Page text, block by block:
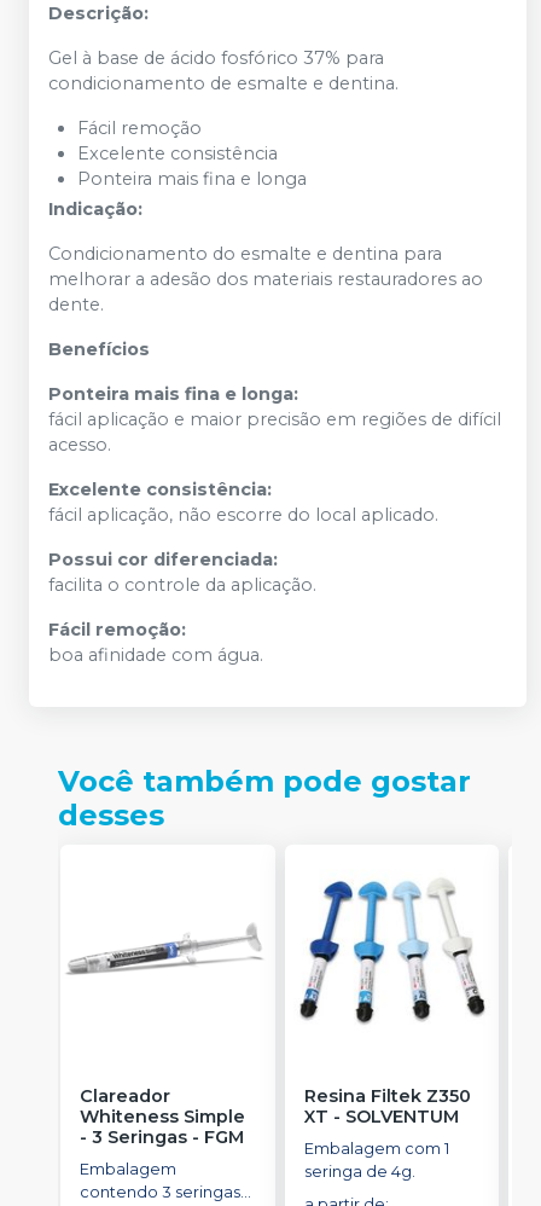
Descrição:
Gel à base de ácido fosfórico 37% para
condicionamento de esmalte e dentina.
Fácil remoção
Excelente consistência
Ponteira mais fina e longa
Indicação:
Condicionamento do esmalte e dentina para
melhorar a adesão dos materiais restauradores ao
dente.
Benefícios
Ponteira mais fina e longa:
fácil aplicação e maior precisão em regiões de difícil
acesso.
Excelente consistência:
fácil aplicação, não escorre do local aplicado.
Possui cor diferenciada:
facilita o controle da aplicação.
Fácil remoção:
boa afinidade com água.
Você também pode gostar
desses
Clareador
Whiteness Simple
- 3 Seringas - FGM
Embalagem
contendo 3 seringas
Resina Filtek Z350
XT - SOLVENTUM
Embalagem com 1
seringa de 4g.